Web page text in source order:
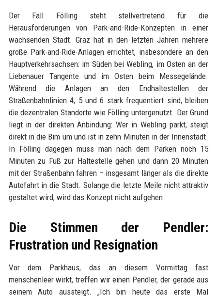
Der Fall Fölling steht stellvertretend für die
Herausforderungen von Park-and-Ride-Konzepten in einer
wachsenden Stadt. Graz hat in den letzten Jahren mehrere
große Park-and-Ride-Anlagen errichtet, insbesondere an den
Hauptverkehrsachsen: im Süden bei Webling, im Osten an der
Liebenauer Tangente und im Osten beim Messegelände.
Während die Anlagen an den Endhaltestellen der
Straßenbahnlinien 4, 5 und 6 stark frequentiert sind, bleiben
die dezentralen Standorte wie Fölling untergenutzt. Der Grund
liegt in der direkten Anbindung: Wer in Webling parkt, steigt
direkt in die Bim um und ist in zehn Minuten in der Innenstadt.
In Fölling dagegen muss man nach dem Parken noch 15
Minuten zu Fuß zur Haltestelle gehen und dann 20 Minuten
mit der Straßenbahn fahren – insgesamt länger als die direkte
Autofahrt in die Stadt. Solange die letzte Meile nicht attraktiv
gestaltet wird, wird das Konzept nicht aufgehen.
Die Stimmen der Pendler:
Frustration und Resignation
Vor dem Parkhaus, das an diesem Vormittag fast
menschenleer wirkt, treffen wir einen Pendler, der gerade aus
seinem Auto aussteigt. „Ich bin heute das erste Mal